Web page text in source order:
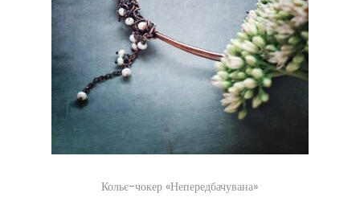
Кольє-чокер «Непередбачувана»